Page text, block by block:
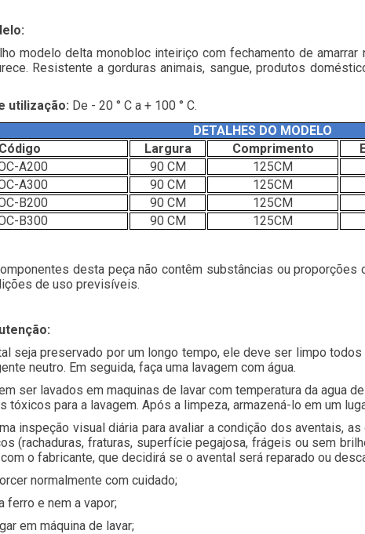
modelo delta monobloc inteiriço com fechamento de
Resistente a gorduras animais, sangue, produtos
utilização: De - 20 ° C a + 100 ° C.
DETALHES DO MODELO
Código
Largura Comprimento
A200
90 CM 125CM
A300
90 CM 125CM
B200
90 CM 125CM
B300
90 CM 125CM
desta peça não contêm substâncias ou
de uso previsíveis.
seja preservado por um longo tempo, ele deve ser limpo
neutro. Em seguida, faça uma lavagem com água.
ser lavados em maquinas de lavar com temperatura da agua
tóxicos para a lavagem. Após a limpeza, armazená-lo em um
inspeção visual diária para avaliar a condição dos aventais,
(rachaduras, fraturas, superfície pegajosa, frágeis ou sem
o fabricante, que decidirá se o avental será reparado ou
normalmente com cuidado;
ferro e nem a vapor;
em máquina de lavar;